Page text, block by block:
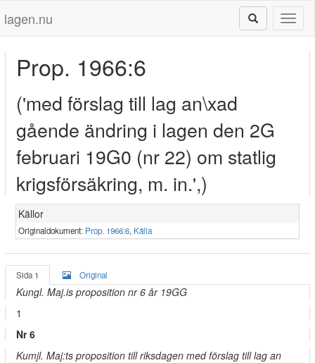
lagen.nu
Prop. 1966:6
('med förslag till lag an\xad
gående ändring i lagen den 2G
februari 19G0 (nr 22) om statlig
krigsförsäkring, m. in.',)
Källor
Originaldokument: Prop. 1966:6, Källa
Sida 1 Original
Kungl. Maj.is proposition nr 6 år 19GG
1
Nr 6
Kumjl. Maj:ts proposition till riksdagen med förslag till lag an­